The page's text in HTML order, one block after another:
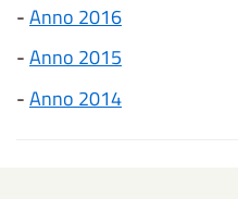
-Anno 2016
-Anno 2015
-Anno 2014